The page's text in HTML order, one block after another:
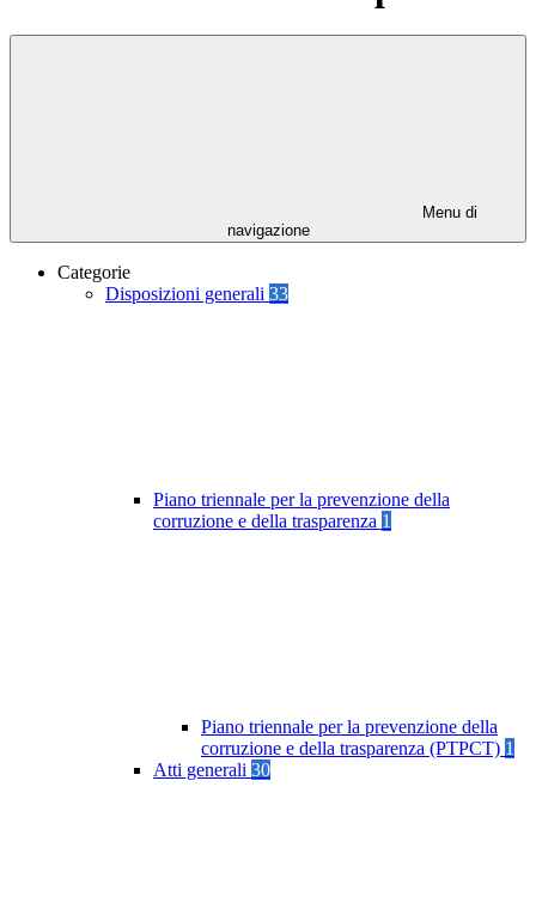
Menu di
navigazione
Categorie
Disposizioni generali 33
Piano triennale per la prevenzione della
corruzione e della trasparenza 1
Piano triennale per la prevenzione della
corruzione e della trasparenza (PTPCT) 1
Atti generali 30